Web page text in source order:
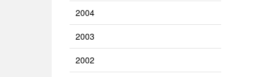
2004
2003
2002